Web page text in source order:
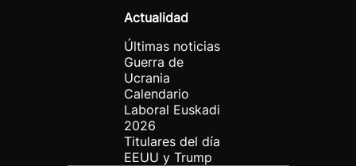
Actualidad
Últimas noticias
Guerra de
Ucrania
Calendario
Laboral Euskadi
2026
Titulares del día
EEUU y Trump